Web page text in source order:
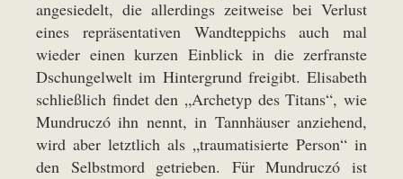
angesiedelt, die allerdings zeitweise bei Verlust
eines repräsentativen Wandteppichs auch mal
wieder einen kurzen Einblick in die zerfranste
Dschungelwelt im Hintergrund freigibt. Elisabeth
schließlich findet den „Archetyp des Titans“, wie
Mundruczó ihn nennt, in Tannhäuser anziehend,
wird aber letztlich als „traumatisierte Person“ in
den Selbstmord getrieben. Für Mundruczó ist